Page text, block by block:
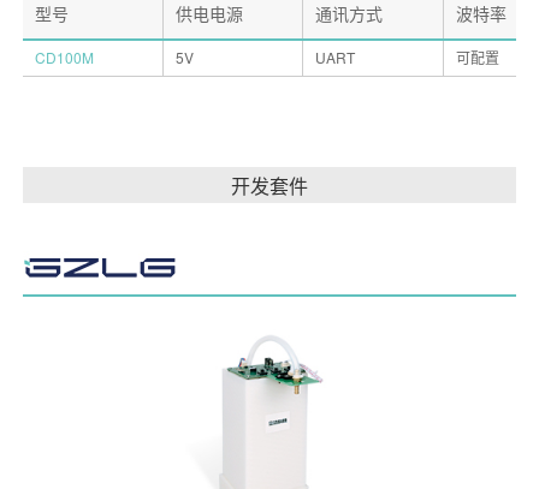
型号 供电电源 通讯方式 波特率
CD100M 5V UART 可配置
开发套件